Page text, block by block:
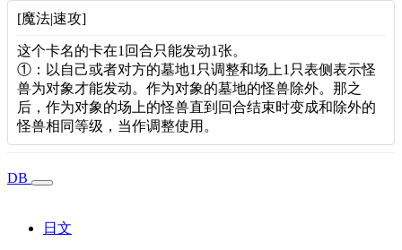
[魔法|速攻]
这个卡名的卡在1回合只能发动1张。
①：以自己或者对方的墓地1只调整和场上1只表侧表示怪
兽为对象才能发动。作为对象的墓地的怪兽除外。那之
后，作为对象的场上的怪兽直到回合结束时变成和除外的
怪兽相同等级，当作调整使用。
DB
日文